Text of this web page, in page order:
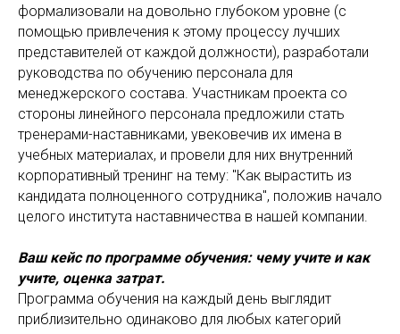
формализовали на довольно глубоком уровне (с
помощью привлечения к этому процессу лучших
представителей от каждой должности), разработали
руководства по обучению персонала для
менеджерского состава. Участникам проекта со
стороны линейного персонала предложили стать
тренерами-наставниками, увековечив их имена в
учебных материалах, и провели для них внутренний
корпоративный тренинг на тему: "Как вырастить из
кандидата полноценного сотрудника", положив начало
целого института наставничества в нашей компании.
Ваш кейс по программе обучения: чему учите и как
учите, оценка затрат.
Программа обучения на каждый день выглядит
приблизительно одинаково для любых категорий